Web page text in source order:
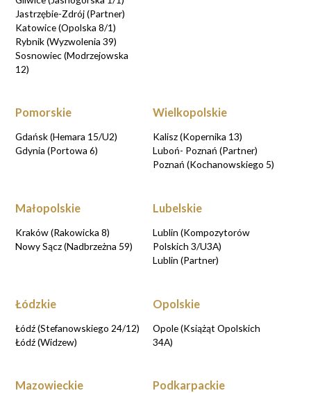
Jastrzębie-Zdrój (Partner)
Katowice (Opolska 8/1)
Rybnik (Wyzwolenia 39)
Sosnowiec (Modrzejowska
12)
Pomorskie
Gdańsk (Hemara 15/U2)
Gdynia (Portowa 6)
Wielkopolskie
Kalisz (Kopernika 13)
Luboń- Poznań (Partner)
Poznań (Kochanowskiego 5)
Małopolskie
Kraków (Rakowicka 8)
Nowy Sącz (Nadbrzeżna 59)
Lubelskie
Lublin (Kompozytorów
Polskich 3/U3A)
Lublin (Partner)
Łódzkie
Łódź (Stefanowskiego 24/12)
Łódź (Widzew)
Opolskie
Opole (Książąt Opolskich
34A)
Mazowieckie Podkarpackie